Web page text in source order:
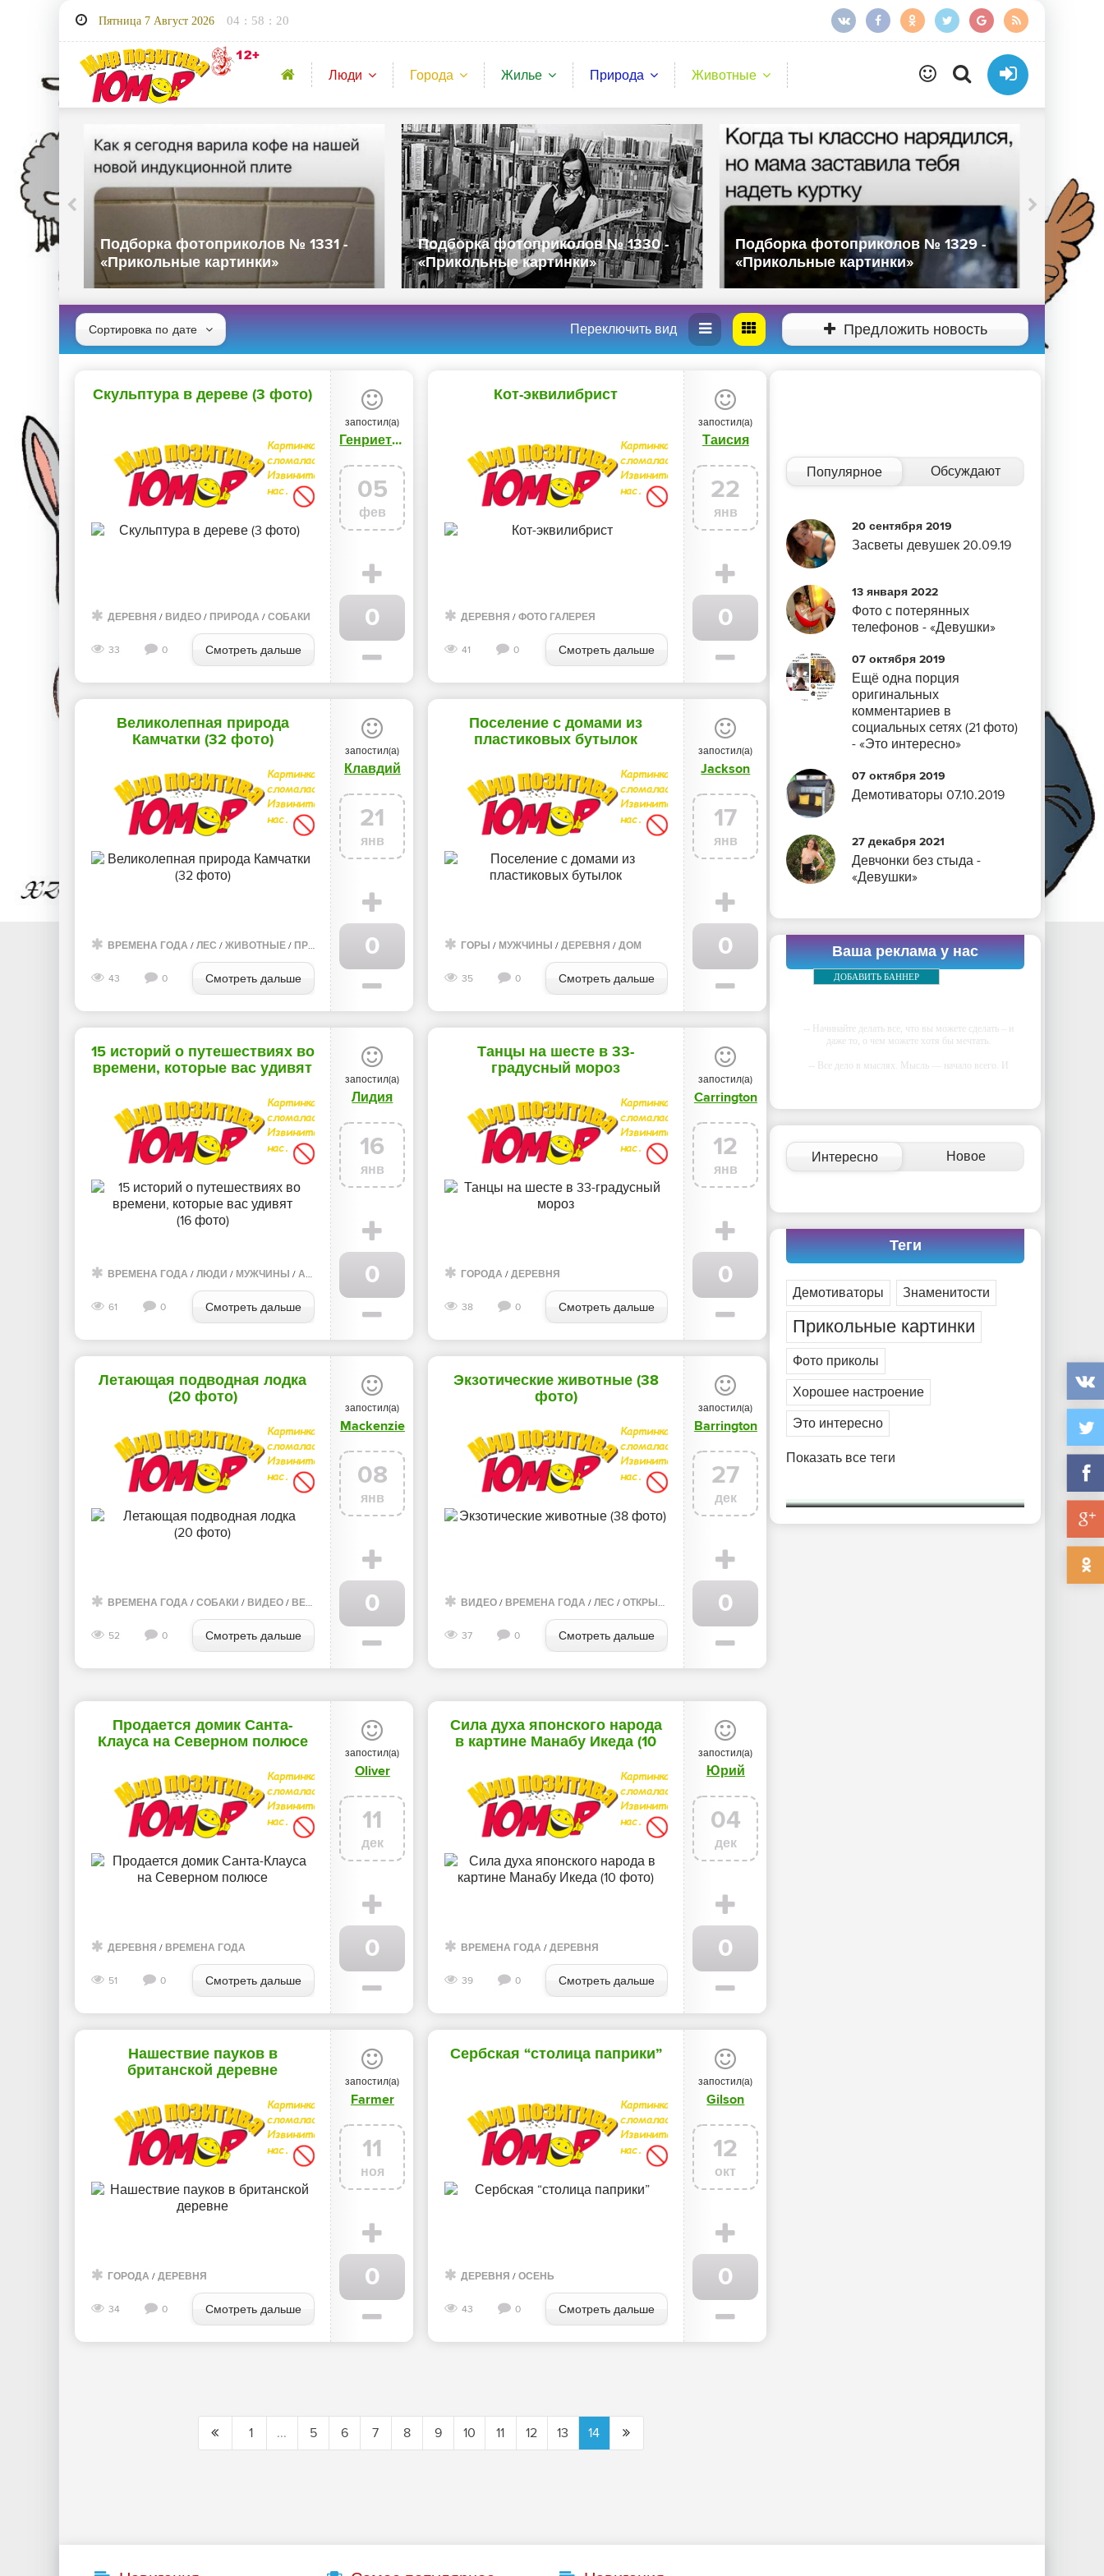
Пятница 7 Август 2026 04 : 58 : 20
Люди Города Жилье Природа Животные
Подборка фотоприколов № 1331 -
«Прикольные картинки»
Подборка фотоприколов № 1330 -
«Прикольные картинки»
Подборка фотоприколов № 1329 -
«Прикольные картинки»
дате Предложить новость
Скульптура в дереве (3 фото)
ДЕРЕВНЯ / ВИДЕО/ ПРИРОДА / СОБАКИ
33 0 Смотреть дальше
запостил(а)
Генриетта
05
фев
0
Кот-эквилибрист
ДЕРЕВНЯ / ФОТО ГАЛЕРЕЯ
41 0 Смотреть дальше
запостил(а)
Таисия
22
янв
0
Великолепная природа
Камчатки (32 фото)
ВРЕМЕНА ГОДА / ЛЕС / ЖИВОТНЫЕ/ ПРИРОДА ФОТО ГАЛЕРЕЯ ЛЕТО/ДЕРЕВНЯ/ ГОРОДА
43 0 Смотреть дальше
запостил(а)
Клавдий
21
янв
0
Поселение с домами из
пластиковых бутылок
ГОРЫ / МУЖЧИНЫ / ДЕРЕВНЯ / ДОМ
35 0 Смотреть дальше
запостил(а)
Jackson
17
янв
0
15 историй о путешествиях во
времени, которые вас удивят
ВРЕМЕНА ГОДА / ЛЮДИ / МУЖЧИНЫ / АВТОМОБИЛИ / ГОРОДА КВАРТИРА/ЛЕТО/ОТКРЫТКИ ДЕРЕВНЯ / ВИДЕО
61 0 Смотреть дальше
запостил(а)
Лидия
16
янв
0
Танцы на шесте в 33-
градусный мороз
ГОРОДА / ДЕРЕВНЯ
38 0 Смотреть дальше
запостил(а)
Carrington
12
янв
0
Летающая подводная лодка
(20 фото)
ВРЕМЕНА ГОДА / СОБАКИ / ВИДЕО/ ВЕСНА / ДЕРЕВНЯ ОТКРЫТКИ/МОРЕ/ЖИЛЬЕ/ЛЕС /ОБЩАГА/ОСЕНЬ
52 0 Смотреть дальше
запостил(а)
Mackenzie
08
янв
0
Экзотические животные (38
фото)
ВИДЕО/ ВРЕМЕНА ГОДА / ЛЕС / ОТКРЫТКИ / ДЕРЕВНЯ
37 0 Смотреть дальше
запостил(а)
Barrington
27
дек
0
Продается домик Санта-
Клауса на Северном полюсе
ДЕРЕВНЯ / ВРЕМЕНА ГОДА
51 0 Смотреть дальше
запостил(а)
Oliver
11
дек
0
Сила духа японского народа
в картине Манабу Икеда (10
ВРЕМЕНА ГОДА / ДЕРЕВНЯ
39 0 Смотреть дальше
запостил(а)
Юрий
04
дек
0
Нашествие пауков в
британской деревне
ГОРОДА / ДЕРЕВНЯ
34 0 Смотреть дальше
запостил(а)
Farmer
11
ноя
0
Сербская “столица паприки”
ДЕРЕВНЯ / ОСЕНЬ
43 0 Смотреть дальше
запостил(а)
Gilson
12
окт
0
1 ... 5 6 7 8 9 10 11 12 13 14
Популярное Обсуждают
20 сентября 2019
Засветы девушек 20.09.19
13 января 2022
Фото с потерянных
телефонов - «Девушки»
07 октября 2019
Ещё одна порция
оригинальных
комментариев в
социальных сетях (21 фото)
- «Это интересно»
07 октября 2019
Демотиваторы 07.10.2019
27 декабря 2021
Девчонки без стыда -
«Девушки»
Ваша реклама у нас
ДОБАВИТЬ БАННЕР
-- Начинайте делать все, что вы можете сделать – и
даже то, о чем можете хотя бы мечтать.
-- Все дело в мыслях. Мысль — начало всего. И
той жизнью, которую вы сами себе придумали.
-- Самое большое богатство — это ум. Самая большая
нищета — глупость. Из всех страхов самый пугающий
пропустить его мимо ушей. Он никогда не бывает
-- Люблю давать советы и очень не люблю, когда их
дают мне.
Интересно Новое
Теги
Демотиваторы Знаменитости
Прикольные картинки
Фото приколы
Хорошее настроение
Это интересно
Показать все теги